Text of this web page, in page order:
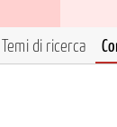
Temi di ricerca